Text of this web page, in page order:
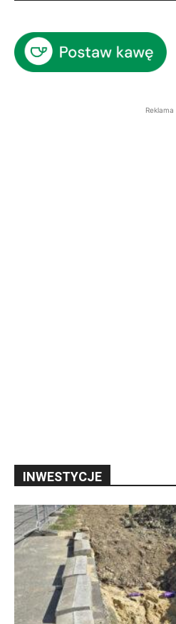
Reklama
INWESTYCJE